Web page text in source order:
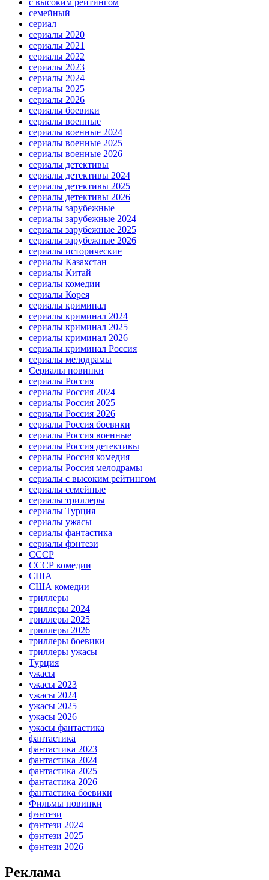
с высоким рейтингом
семейный
сериал
сериалы 2020
сериалы 2021
сериалы 2022
сериалы 2023
сериалы 2024
сериалы 2025
сериалы 2026
сериалы боевики
сериалы военные
сериалы военные 2024
сериалы военные 2025
сериалы военные 2026
сериалы детективы
сериалы детективы 2024
сериалы детективы 2025
сериалы детективы 2026
сериалы зарубежные
сериалы зарубежные 2024
сериалы зарубежные 2025
сериалы зарубежные 2026
сериалы исторические
сериалы Казахстан
сериалы Китай
сериалы комедии
сериалы Корея
сериалы криминал
сериалы криминал 2024
сериалы криминал 2025
сериалы криминал 2026
сериалы криминал Россия
сериалы мелодрамы
Сериалы новинки
сериалы Россия
сериалы Россия 2024
сериалы Россия 2025
сериалы Россия 2026
сериалы Россия боевики
сериалы Россия военные
сериалы Россия детективы
сериалы Россия комедия
сериалы Россия мелодрамы
сериалы с высоким рейтингом
сериалы семейные
сериалы триллеры
сериалы Турция
сериалы ужасы
сериалы фантастика
сериалы фэнтези
СССР
СССР комедии
США
США комедии
триллеры
триллеры 2024
триллеры 2025
триллеры 2026
триллеры боевики
триллеры ужасы
Турция
ужасы
ужасы 2023
ужасы 2024
ужасы 2025
ужасы 2026
ужасы фантастика
фантастика
фантастика 2023
фантастика 2024
фантастика 2025
фантастика 2026
фантастика боевики
Фильмы новинки
фэнтези
фэнтези 2024
фэнтези 2025
фэнтези 2026
Реклама